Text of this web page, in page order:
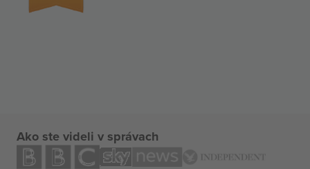
Ako ste videli v správach